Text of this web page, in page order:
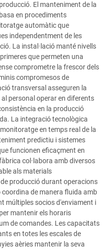
El manteniment de la
en procediments
automàtic que
independentment de les
La instal·lació manté nivells
que permeten una
comprometre la frescor dels
compromesos de
transversal asseguren la
personal operar en diferents
en la producció
La integració tecnològica
en temps real de la
predictiu i sistemes
funcionen eficaçment en
col·labora amb diversos
als materials
producció durant operacions
de manera fluida amb
múltiples socios d'enviament i
mantenir els horaris
de comandes. Les capacitats
en totes les escales de
aèries mantenir la seva